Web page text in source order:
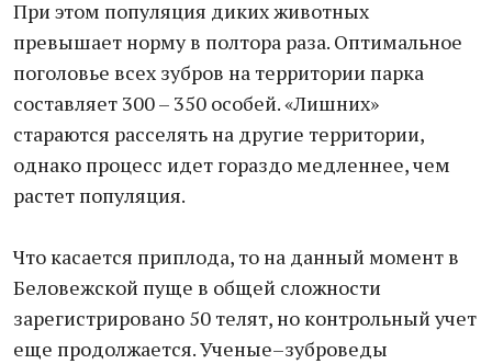
При этом популяция диких животных
превышает норму в полтора раза. Оптимальное
поголовье всех зубров на территории парка
составляет 300 – 350 особей. «Лишних»
стараются расселять на другие территории,
однако процесс идет гораздо медленнее, чем
растет популяция.
Что касается приплода, то на данный момент в
Беловежской пуще в общей сложности
зарегистрировано 50 телят, но контрольный учет
еще продолжается. Ученые–зуброведы